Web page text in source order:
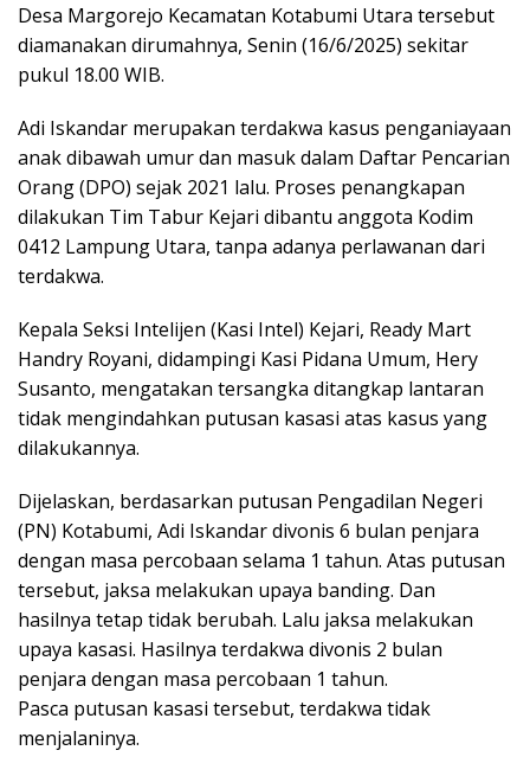
Desa Margorejo Kecamatan Kotabumi Utara tersebut
diamanakan dirumahnya, Senin (16/6/2025) sekitar
pukul 18.00 WIB.
Adi Iskandar merupakan terdakwa kasus penganiayaan
anak dibawah umur dan masuk dalam Daftar Pencarian
Orang (DPO) sejak 2021 lalu. Proses penangkapan
dilakukan Tim Tabur Kejari dibantu anggota Kodim
0412 Lampung Utara, tanpa adanya perlawanan dari
terdakwa.
Kepala Seksi Intelijen (Kasi Intel) Kejari, Ready Mart
Handry Royani, didampingi Kasi Pidana Umum, Hery
Susanto, mengatakan tersangka ditangkap lantaran
tidak mengindahkan putusan kasasi atas kasus yang
dilakukannya.
Dijelaskan, berdasarkan putusan Pengadilan Negeri
(PN) Kotabumi, Adi Iskandar divonis 6 bulan penjara
dengan masa percobaan selama 1 tahun. Atas putusan
tersebut, jaksa melakukan upaya banding. Dan
hasilnya tetap tidak berubah. Lalu jaksa melakukan
upaya kasasi. Hasilnya terdakwa divonis 2 bulan
penjara dengan masa percobaan 1 tahun.
Pasca putusan kasasi tersebut, terdakwa tidak
menjalaninya.